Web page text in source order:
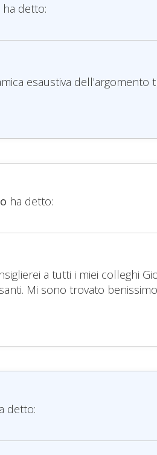
ha detto:
esaustiva
ha detto:
a tutti i miei colleghi
Mi sono trovato
detto: